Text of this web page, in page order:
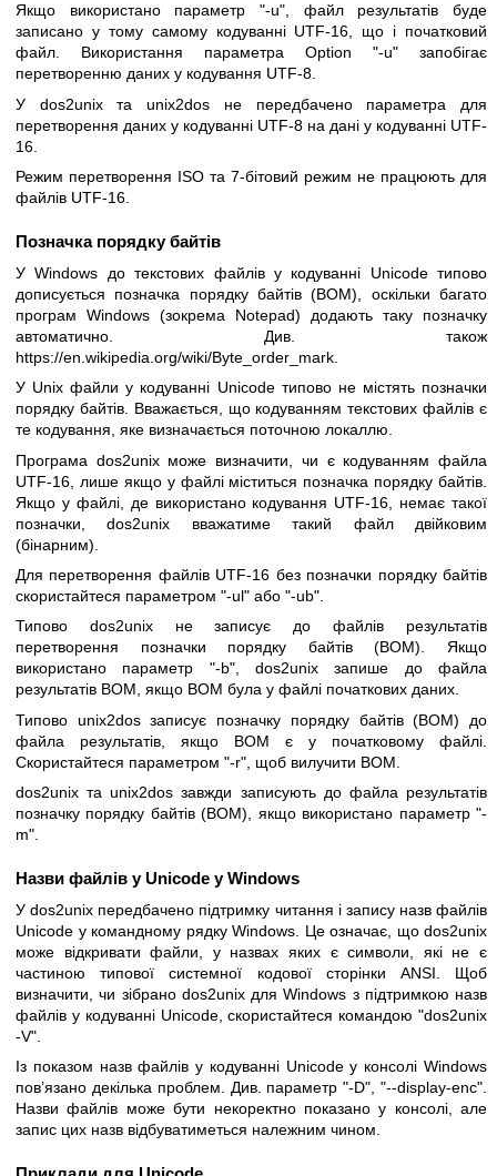
Якщо використано параметр "-u", файл результатів буде
записано у тому самому кодуванні UTF-16, що і початковий
файл. Використання параметра Option "-u" запобігає
перетворенню даних у кодування UTF-8.
У dos2unix та unix2dos не передбачено параметра для
перетворення даних у кодуванні UTF-8 на дані у кодуванні UTF-
16.
Режим перетворення ISO та 7-бітовий режим не працюють для
файлів UTF-16.
Позначка порядку байтів
У Windows до текстових файлів у кодуванні Unicode типово
дописується позначка порядку байтів (BOM), оскільки багато
програм Windows (зокрема Notepad) додають таку позначку
автоматично. Див. також
https://en.wikipedia.org/wiki/Byte_order_mark
У Unix файли у кодуванні Unicode типово не містять позначки
порядку байтів. Вважається, що кодуванням текстових файлів є
те кодування, яке визначається поточною локаллю.
Програма dos2unix може визначити, чи є кодуванням файла
UTF-16, лише якщо у файлі міститься позначка порядку байтів.
Якщо у файлі, де використано кодування UTF-16, немає такої
позначки, dos2unix вважатиме такий файл двійковим
(бінарним).
Для перетворення файлів UTF-16 без позначки порядку байтів
скористайтеся параметром "-ul" або "-ub"
Типово dos2unix не записує до файлів результатів
перетворення позначки порядку байтів (BOM). Якщо
використано параметр "-b", dos2unix запише до файла
результатів BOM, якщо BOM була у файлі початкових даних.
Типово unix2dos записує позначку порядку байтів (BOM) до
файла результатів, якщо BOM є у початковому файлі.
Скористайтеся параметром "-r" , щоб вилучити BOM.
dos2unix та unix2dos завжди записують до файла результатів
позначку порядку байтів (BOM), якщо використано параметр "-
m".
Назви файлів у Unicode у Windows
У dos2unix передбачено підтримку читання і запису назв файлів
Unicode у командному рядку Windows. Це означає, що dos2unix
може відкривати файли, у назвах яких є символи, які не є
частиною типової системної кодової сторінки ANSI. Щоб
визначити, чи зібрано dos2unix для Windows з підтримкою назв
файлів у кодуванні Unicode, скористайтеся командою "dos2unix
-V"
Із показом назв файлів у кодуванні Unicode у консолі Windows
пов’язано декілька проблем. Див. параметр"-D","--display-enc".
Назви файлів може бути некоректно показано у консолі, але
запис цих назв відбуватиметься належним чином.